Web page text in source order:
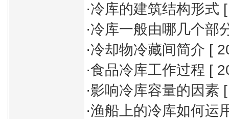
·冷库的建筑结构形式
·冷库一般由哪几个部
·冷却物冷藏间简介 [
·食品冷库工作过程 [
·影响冷库容量的因素
·渔船上的冷库如何运